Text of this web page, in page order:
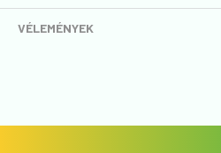
VÉLEMÉNYEK